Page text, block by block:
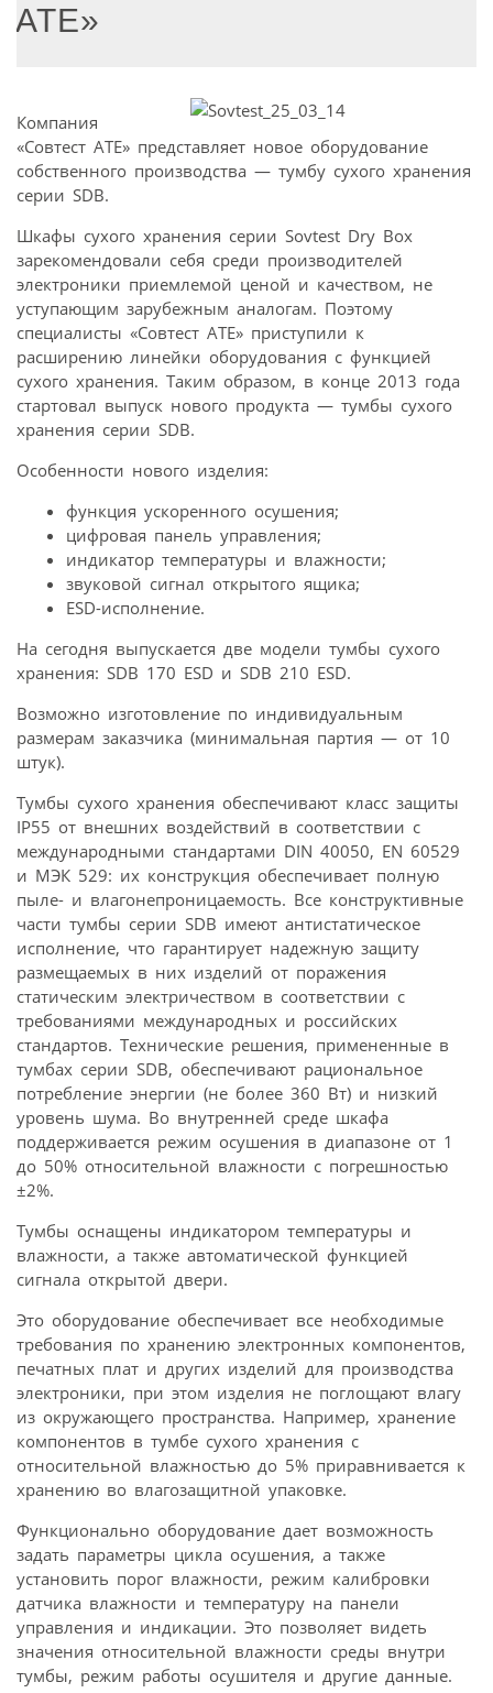
АТЕ»
Компания
«Совтест АТЕ» представляет новое оборудование
собственного производства — тумбу сухого хранения
серии SDB.
Шкафы сухого хранения серии Sovtest Dry Box
зарекомендовали себя среди производителей
электроники приемлемой ценой и качеством, не
уступающим зарубежным аналогам. Поэтому
специалисты «Совтест АТЕ» приступили к
расширению линейки оборудования с функцией
сухого хранения. Таким образом, в конце 2013 года
стартовал выпуск нового продукта — тумбы сухого
хранения серии SDB.
Особенности нового изделия:
функция ускоренного осушения;
цифровая панель управления;
индикатор температуры и влажности;
звуковой сигнал открытого ящика;
ESD-исполнение.
На сегодня выпускается две модели тумбы сухого
хранения: SDВ 170 ESD и SDВ 210 ESD.
Возможно изготовление по индивидуальным
размерам заказчика (минимальная партия — от 10
штук).
Тумбы сухого хранения обеспечивают класс защиты
IP55 от внешних воздействий в соответствии с
международными стандартами DIN 40050, EN 60529
и МЭК 529: их конструкция обеспечивает полную
пыле- и влагонепроницаемость. Все конструктивные
части тумбы серии SDB имеют антистатическое
исполнение, что гарантирует надежную защиту
размещаемых в них изделий от поражения
статическим электричеством в соответствии с
требованиями международных и российских
стандартов. Технические решения, примененные в
тумбах серии SDB, обеспечивают рациональное
потребление энергии (не более 360 Вт) и низкий
уровень шума. Во внутренней среде шкафа
поддерживается режим осушения в диапазоне от 1
до 50% относительной влажности с погрешностью
±2%.
Тумбы оснащены индикатором температуры и
влажности, а также автоматической функцией
сигнала открытой двери.
Это оборудование обеспечивает все необходимые
требования по хранению электронных компонентов,
печатных плат и других изделий для производства
электроники, при этом изделия не поглощают влагу
из окружающего пространства. Например, хранение
компонентов в тумбе сухого хранения с
относительной влажностью до 5% приравнивается к
хранению во влагозащитной упаковке.
Функционально оборудование дает возможность
задать параметры цикла осушения, а также
установить порог влажности, режим калибровки
датчика влажности и температуру на панели
управления и индикации. Это позволяет видеть
значения относительной влажности среды внутри
тумбы, режим работы осушителя и другие данные.